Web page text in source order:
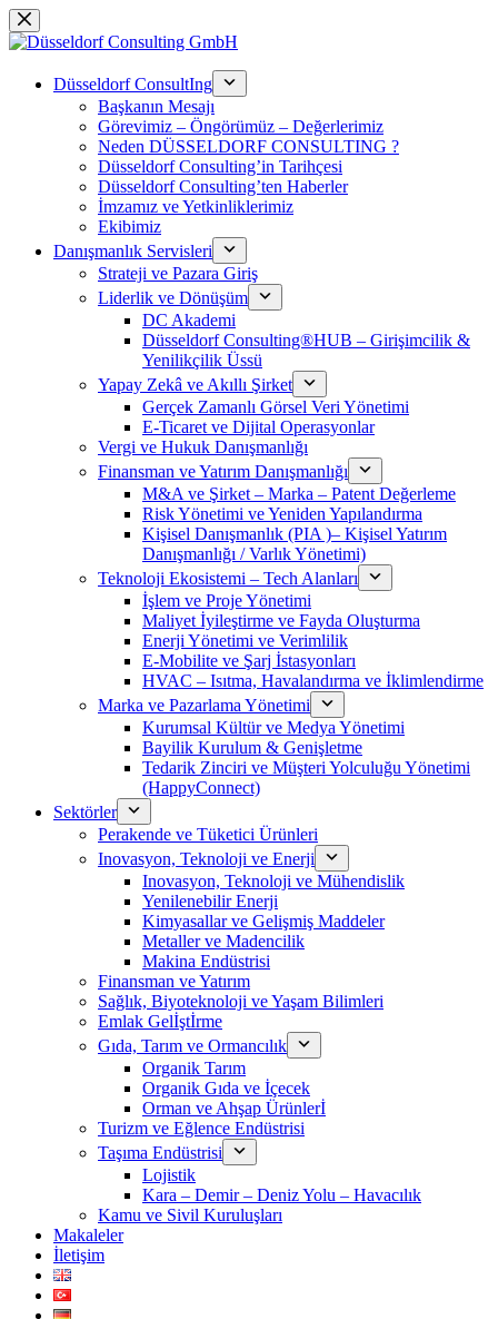
跳
过
Düsseldorf ConsultIng
Başkanın Mesajı
Görevimiz – Öngörümüz – Değerlerimiz
Neden DÜSSELDORF CONSULTING ?
Düsseldorf Consulting’in Tarihçesi
Düsseldorf Consulting’ten Haberler
İmzamız ve Yetkinliklerimiz
Ekibimiz
Danışmanlık Servisleri
Strateji ve Pazara Giriş
Liderlik ve Dönüşüm
DC Akademi
Düsseldorf Consulting®HUB – Girişimcilik &
Yenilikçilik Üssü
Yapay Zekâ ve Akıllı Şirket
Gerçek Zamanlı Görsel Veri Yönetimi
E-Ticaret ve Dijital Operasyonlar
Vergi ve Hukuk Danışmanlığı
Finansman ve Yatırım Danışmanlığı
M&A ve Şirket – Marka – Patent Değerleme
Risk Yönetimi ve Yeniden Yapılandırma
Kişisel Danışmanlık (PIA )– Kişisel Yatırım
Danışmanlığı / Varlık Yönetimi)
Teknoloji Ekosistemi – Tech Alanları
İşlem ve Proje Yönetimi
Maliyet İyileştirme ve Fayda Oluşturma
Enerji Yönetimi ve Verimlilik
E-Mobilite ve Şarj İstasyonları
HVAC – Isıtma, Havalandırma ve İklimlendirme
Marka ve Pazarlama Yönetimi
Kurumsal Kültür ve Medya Yönetimi
Bayilik Kurulum & Genişletme
Tedarik Zinciri ve Müşteri Yolculuğu Yönetimi
(HappyConnect)
Sektörler
Perakende ve Tüketici Ürünleri
Inovasyon, Teknoloji ve Enerji
Inovasyon, Teknoloji ve Mühendislik
Yenilenebilir Enerji
Kimyasallar ve Gelişmiş Maddeler
Metaller ve Madencilik
Makina Endüstrisi
Finansman ve Yatırım
Sağlık, Biyoteknoloji ve Yaşam Bilimleri
Emlak Gelİştİrme
Gıda, Tarım ve Ormancılık
Organik Tarım
Organik Gıda ve İçecek
Orman ve Ahşap Ürünlerİ
Turizm ve Eğlence Endüstrisi
Taşıma Endüstrisi
Lojistik
Kara – Demir – Deniz Yolu – Havacılık
Kamu ve Sivil Kuruluşları
Makaleler
İletişim